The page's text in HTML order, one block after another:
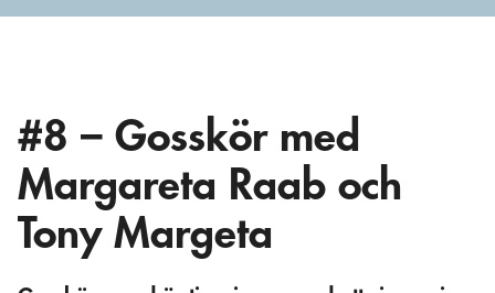
#8 – Gosskör med
Margareta Raab och
Tony Margeta